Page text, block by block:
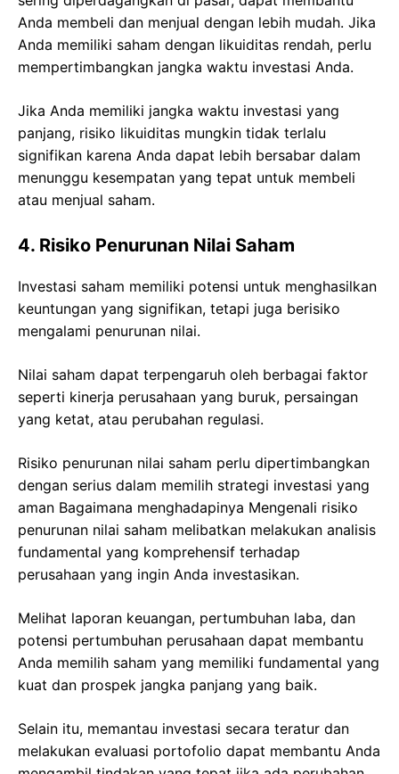
Anda membeli dan menjual dengan lebih mudah. Jika
Anda memiliki saham dengan likuiditas rendah, perlu
mempertimbangkan jangka waktu investasi Anda.
Jika Anda memiliki jangka waktu investasi yang
panjang, risiko likuiditas mungkin tidak terlalu
signifikan karena Anda dapat lebih bersabar dalam
menunggu kesempatan yang tepat untuk membeli
atau menjual saham.
4. Risiko Penurunan Nilai Saham
Investasi saham memiliki potensi untuk menghasilkan
keuntungan yang signifikan, tetapi juga berisiko
mengalami penurunan nilai.
Nilai saham dapat terpengaruh oleh berbagai faktor
seperti kinerja perusahaan yang buruk, persaingan
yang ketat, atau perubahan regulasi.
Risiko penurunan nilai saham perlu dipertimbangkan
dengan serius dalam memilih strategi investasi yang
aman Bagaimana menghadapinya Mengenali risiko
penurunan nilai saham melibatkan melakukan analisis
fundamental yang komprehensif terhadap
perusahaan yang ingin Anda investasikan.
Melihat laporan keuangan, pertumbuhan laba, dan
potensi pertumbuhan perusahaan dapat membantu
Anda memilih saham yang memiliki fundamental yang
kuat dan prospek jangka panjang yang baik.
Selain itu, memantau investasi secara teratur dan
melakukan evaluasi portofolio dapat membantu Anda